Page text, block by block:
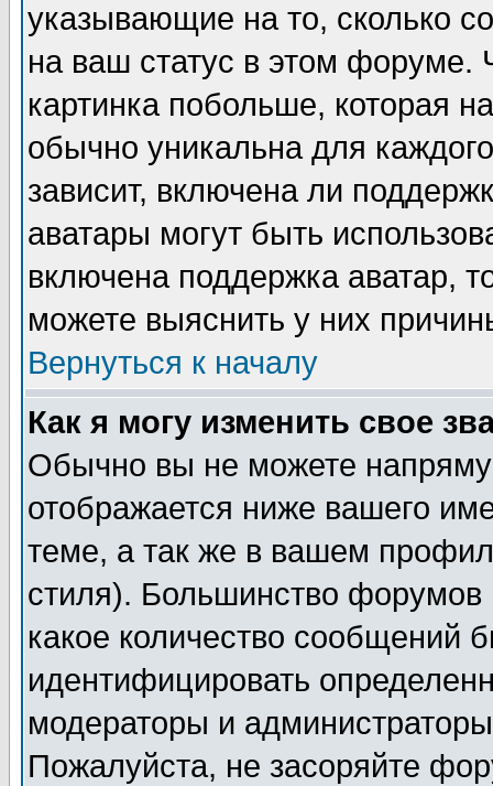
указывающие на то, сколько
на ваш статус в этом форуме.
картинка побольше, которая
обычно уникальна для
зависит, включена ли
аватары могут быть
включена поддержка аватар,
можете выяснить у них
Вернуться к началу
Как я могу изменить свое
Обычно вы не можете
отображается ниже вашего
теме, а так же в вашем
стиля). Большинство форумов
какое количество сообщений
идентифицировать
модераторы и
Пожалуйста, не засоряйте